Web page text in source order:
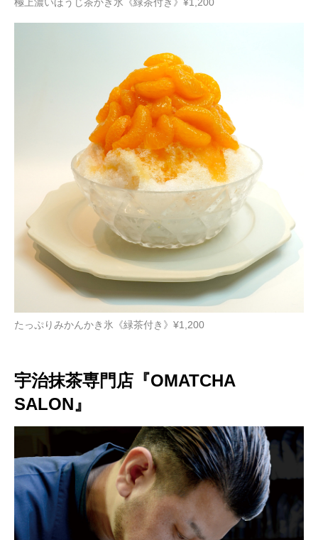
極上濃いほうじ茶かき氷《緑茶付き》¥1,200
たっぷりみかんかき氷《緑茶付き》¥1,200
宇治抹茶専門店『OMATCHA
SALON』